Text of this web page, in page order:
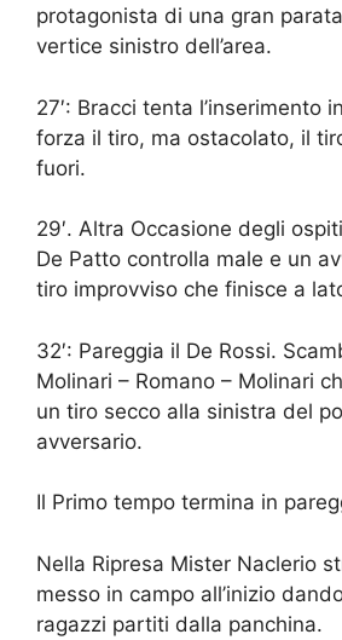
protagonista di una gran
vertice sinistro dell’area.
27′: Bracci tenta l’inserimento
forza il tiro, ma ostacolato, il
fuori.
29′. Altra Occasione degli
De Patto controlla male e un
tiro improvviso che finisce a
32′: Pareggia il De Rossi.
Molinari – Romano – Molinari
un tiro secco alla sinistra del
avversario.
Il Primo tempo termina in
Nella Ripresa Mister Naclerio
messo in campo all’inizio
ragazzi partiti dalla panchina.